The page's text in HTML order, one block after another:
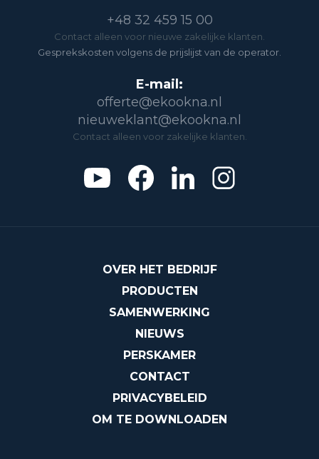
+48 32 459 15 00
Contact alleen voor nieuwe zakelijke klanten.
Gesprekskosten volgens de prijslijst van de operator.
E-mail:
offerte@ekookna.nl
nieuweklant@ekookna.nl
Contact alleen voor zakelijke klanten.
OVER HET BEDRIJF
PRODUCTEN
SAMENWERKING
NIEUWS
PERSKAMER
CONTACT
PRIVACYBELEID
OM TE DOWNLOADEN